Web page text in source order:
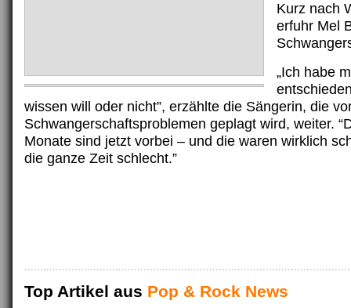
Kurz nach
erfuhr Mel
„Ich habe
wissen will oder nicht”, erzählte die Sängerin, die
Schwangerschaftsproblemen geplagt wird, weiter.
Monate sind jetzt vorbei – und die waren wirklich
die ganze Zeit schlecht.”
Top Artikel aus Pop & Rock News